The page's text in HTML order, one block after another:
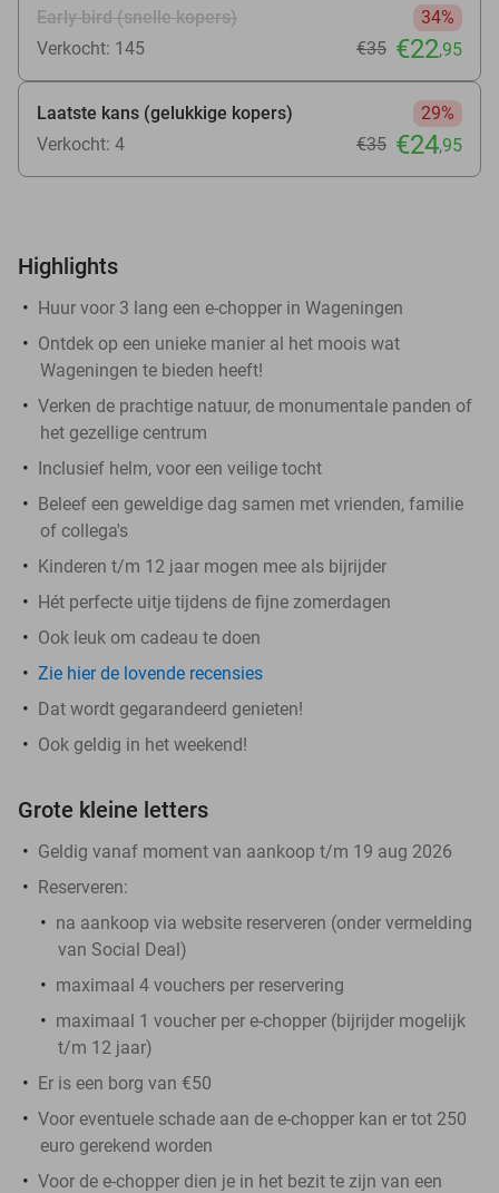
Early bird (snelle kopers)
34%
Verkocht: 145
€35 €22,95
Laatste kans (gelukkige kopers)
29%
Verkocht: 4
€35 €24,95
Highlights
Huur voor 3 lang een e-chopper in Wageningen
Ontdek op een unieke manier al het moois wat
Wageningen te bieden heeft!
Verken de prachtige natuur, de monumentale panden of
het gezellige centrum
Inclusief helm, voor een veilige tocht
Beleef een geweldige dag samen met vrienden, familie
of collega's
Kinderen t/m 12 jaar mogen mee als bijrijder
Hét perfecte uitje tijdens de fijne zomerdagen
Ook leuk om cadeau te doen
Zie hier de lovende recensies
Dat wordt gegarandeerd genieten!
Ook geldig in het weekend!
Grote kleine letters
Geldig vanaf moment van aankoop t/m 19 aug 2026
Reserveren:
na aankoop via website reserveren (onder vermelding
van Social Deal)
maximaal 4 vouchers per reservering
maximaal 1 voucher per e-chopper (bijrijder mogelijk
t/m 12 jaar)
Er is een borg van €50
Voor eventuele schade aan de e-chopper kan er tot 250
euro gerekend worden
Voor de e-chopper dien je in het bezit te zijn van een